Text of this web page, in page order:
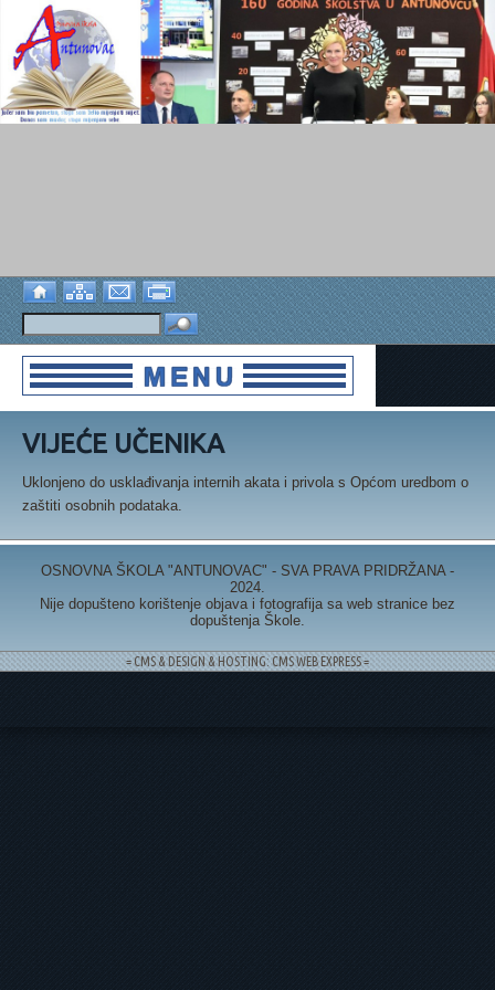
VIJEĆE UČENIKA
Uklonjeno do usklađivanja internih akata i privola s Općom uredbom o
zaštiti osobnih podataka.
OSNOVNA ŠKOLA "ANTUNOVAC" - SVA PRAVA PRIDRŽANA -
2024.
Nije dopušteno korištenje objava i fotografija sa web stranice bez
dopuštenja Škole.
= CMS & DESIGN & HOSTING: CMS WEB EXPRESS =